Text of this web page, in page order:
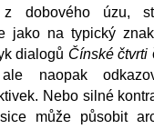
dobového úzu,
jako na typický
dialogů Čínské čtvrti
ale naopak
Nebo silné
může působit